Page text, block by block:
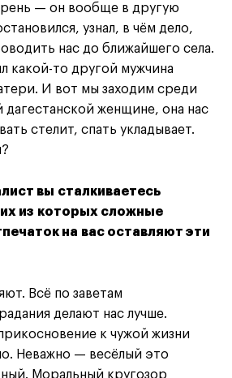
— он вообще в другую
узнал, в чём дело,
нас до ближайшего села.
какой-то другой мужчина
И вот мы заходим среди
дагестанской женщине, она нас
стелит, спать укладывает.
вы сталкиваетесь
из которых сложные
на вас оставляют эти
Всё по заветам
делают нас лучше.
к чужой жизни
Неважно — весёлый это
Моральный кругозор